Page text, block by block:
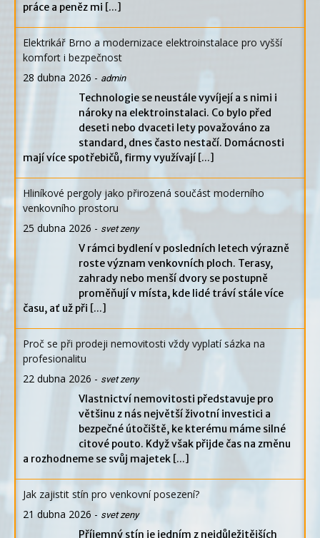
práce a peněz mi [...]
Elektrikář Brno a modernizace elektroinstalace pro vyšší
komfort i bezpečnost
28 dubna 2026 - admin
Technologie se neustále vyvíjejí a s nimi i
nároky na elektroinstalaci. Co bylo před
deseti nebo dvaceti lety považováno za
standard, dnes často nestačí. Domácnosti
mají více spotřebičů, firmy využívají [...]
Hliníkové pergoly jako přirozená součást moderního
venkovního prostoru
25 dubna 2026 - svet zeny
V rámci bydlení v posledních letech výrazně
roste význam venkovních ploch. Terasy,
zahrady nebo menší dvory se postupně
proměňují v místa, kde lidé tráví stále více
času, ať už při [...]
Proč se při prodeji nemovitosti vždy vyplatí sázka na
profesionalitu
22 dubna 2026 - svet zeny
Vlastnictví nemovitosti představuje pro
většinu z nás největší životní investici a
bezpečné útočiště, ke kterému máme silné
citové pouto. Když však přijde čas na změnu
a rozhodneme se svůj majetek [...]
Jak zajistit stín pro venkovní posezení?
21 dubna 2026 - svet zeny
Příjemný stín je jedním z nejdůležitějších